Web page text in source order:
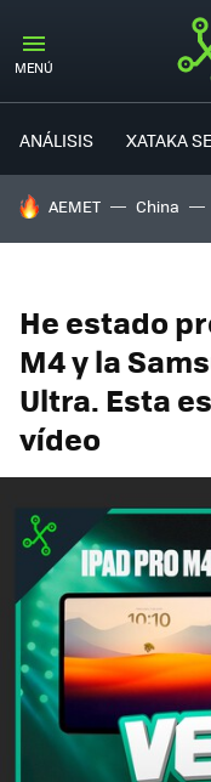
MENÚ
ANÁLISIS XATAKA
HOY SE HABLA DE
AEMET China
He estado
M4 y la
Ultra. Esta
vídeo